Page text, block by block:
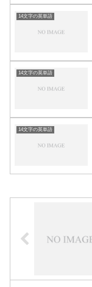
14文字の英単語
14文字の英単語
14文字の英単語